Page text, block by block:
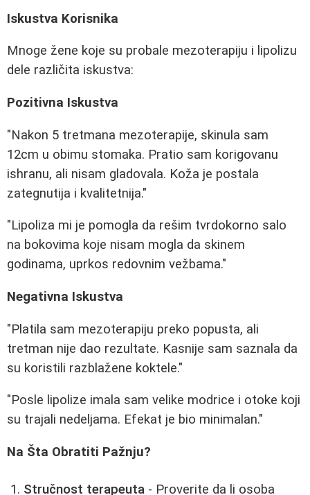
Iskustva Korisnika
Mnoge žene koje su probale mezoterapiju i lipolizu
dele različita iskustva:
Pozitivna Iskustva
"Nakon 5 tretmana mezoterapije, skinula sam
12cm u obimu stomaka. Pratio sam korigovanu
ishranu, ali nisam gladovala. Koža je postala
zategnutija i kvalitetnija."
"Lipoliza mi je pomogla da rešim tvrdokorno salo
na bokovima koje nisam mogla da skinem
godinama, uprkos redovnim vežbama."
Negativna Iskustva
"Platila sam mezoterapiju preko popusta, ali
tretman nije dao rezultate. Kasnije sam saznala da
su koristili razblažene koktele."
"Posle lipolize imala sam velike modrice i otoke koji
su trajali nedeljama. Efekat je bio minimalan."
Na Šta Obratiti Pažnju?
Stručnost terapeuta - Proverite da li osoba